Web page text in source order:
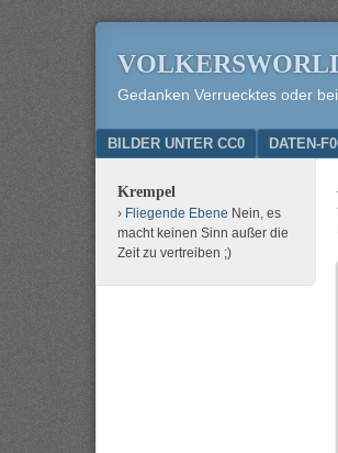
Gedanken Verruecktes oder
Menu
SKIP TO CONTENT
BILDER UNTER CC0 DATEN-
Krempel
Fliegende Ebene Nein, es
macht keinen Sinn außer die
Zeit zu vertreiben ;)